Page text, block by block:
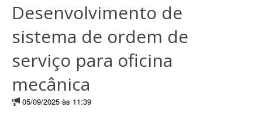
Desenvolvimento de
sistema de ordem de
serviço para oficina
mecânica
05/09/2025 às 11:39